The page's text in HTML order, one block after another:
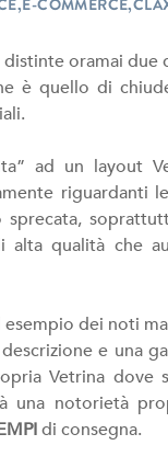
oramai
è quello di
ad un layout
riguardanti
sprecata,
alta qualità che
dei noti
e una
Vetrina
una notorietà
di consegna.